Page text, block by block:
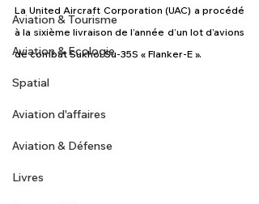
Aviation & Tourisme
Aviation & Ecologie
Spatial
Aviation d'affaires
Aviation & Défense
Livres
La United Aircraft Corporation (UAC) a procédé
à la sixième livraison de l’année d’un lot d’avions
de combat Sukhoi Su-35S « Flanker-E ».